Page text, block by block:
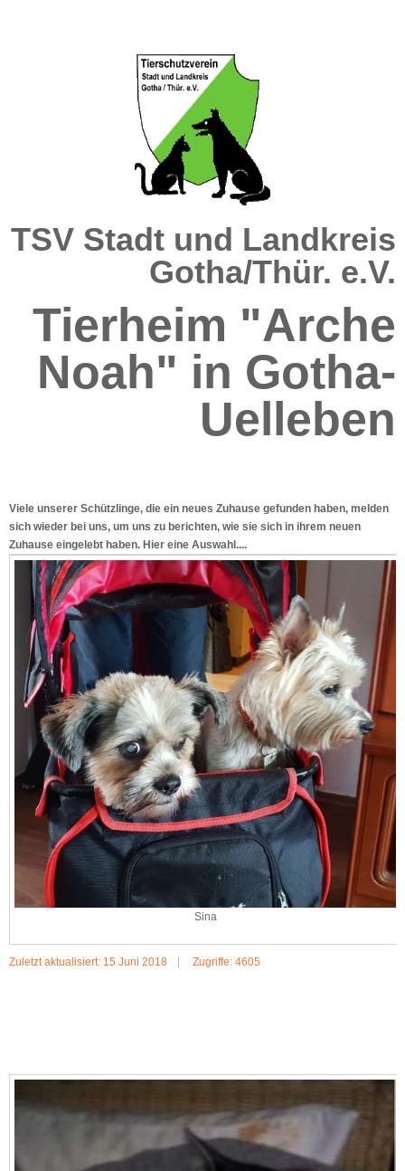
TSV Stadt und Landkreis
Gotha/Thür. e.V.
Tierheim "Arche
Noah" in Gotha-
Uelleben
Viele unserer Schützlinge, die ein neues Zuhause gefunden haben, melden
sich wieder bei uns, um uns zu berichten, wie sie sich in ihrem neuen
Zuhause eingelebt haben. Hier eine Auswahl....
Sina
Zuletzt aktualisiert: 15 Juni 2018 Zugriffe: 4605